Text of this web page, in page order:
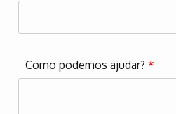
Como podemos ajudar? *